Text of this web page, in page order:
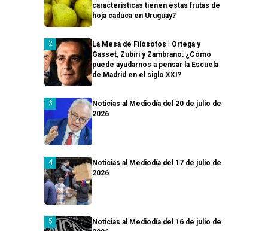
características tienen estas frutas de
hoja caduca en Uruguay?
La Mesa de Filósofos | Ortega y
Gasset, Zubiri y Zambrano: ¿Cómo
puede ayudarnos a pensar la Escuela
de Madrid en el siglo XXI?
Noticias al Mediodía del 20 de julio de
2026
Noticias al Mediodía del 17 de julio de
2026
Noticias al Mediodía del 16 de julio de